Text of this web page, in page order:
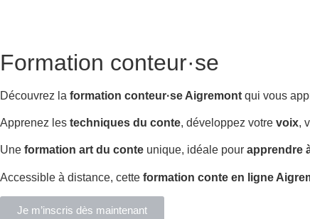
Formation conteur·se
Découvrez la formation conteur·se Aigremont qui vous
Apprenez les techniques du conte, développez votre voix,
Une formation art du conte unique, idéale pour apprendre
Accessible à distance, cette formation conte en ligne
Je m’inscris dès maintenant